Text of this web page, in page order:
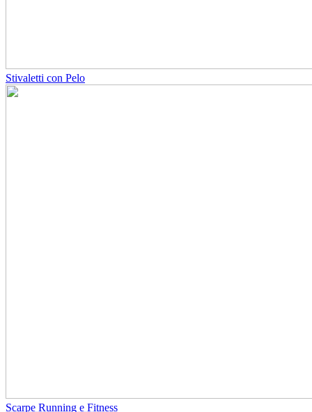
Stivaletti con Pelo
Scarpe Running e Fitness